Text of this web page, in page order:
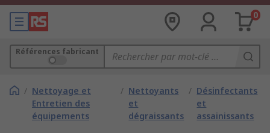
0
Références fabricant
/ Nettoyage et
Entretien des
équipements
/ Nettoyants
et
dégraissants
/ Désinfectants
et
assainissants